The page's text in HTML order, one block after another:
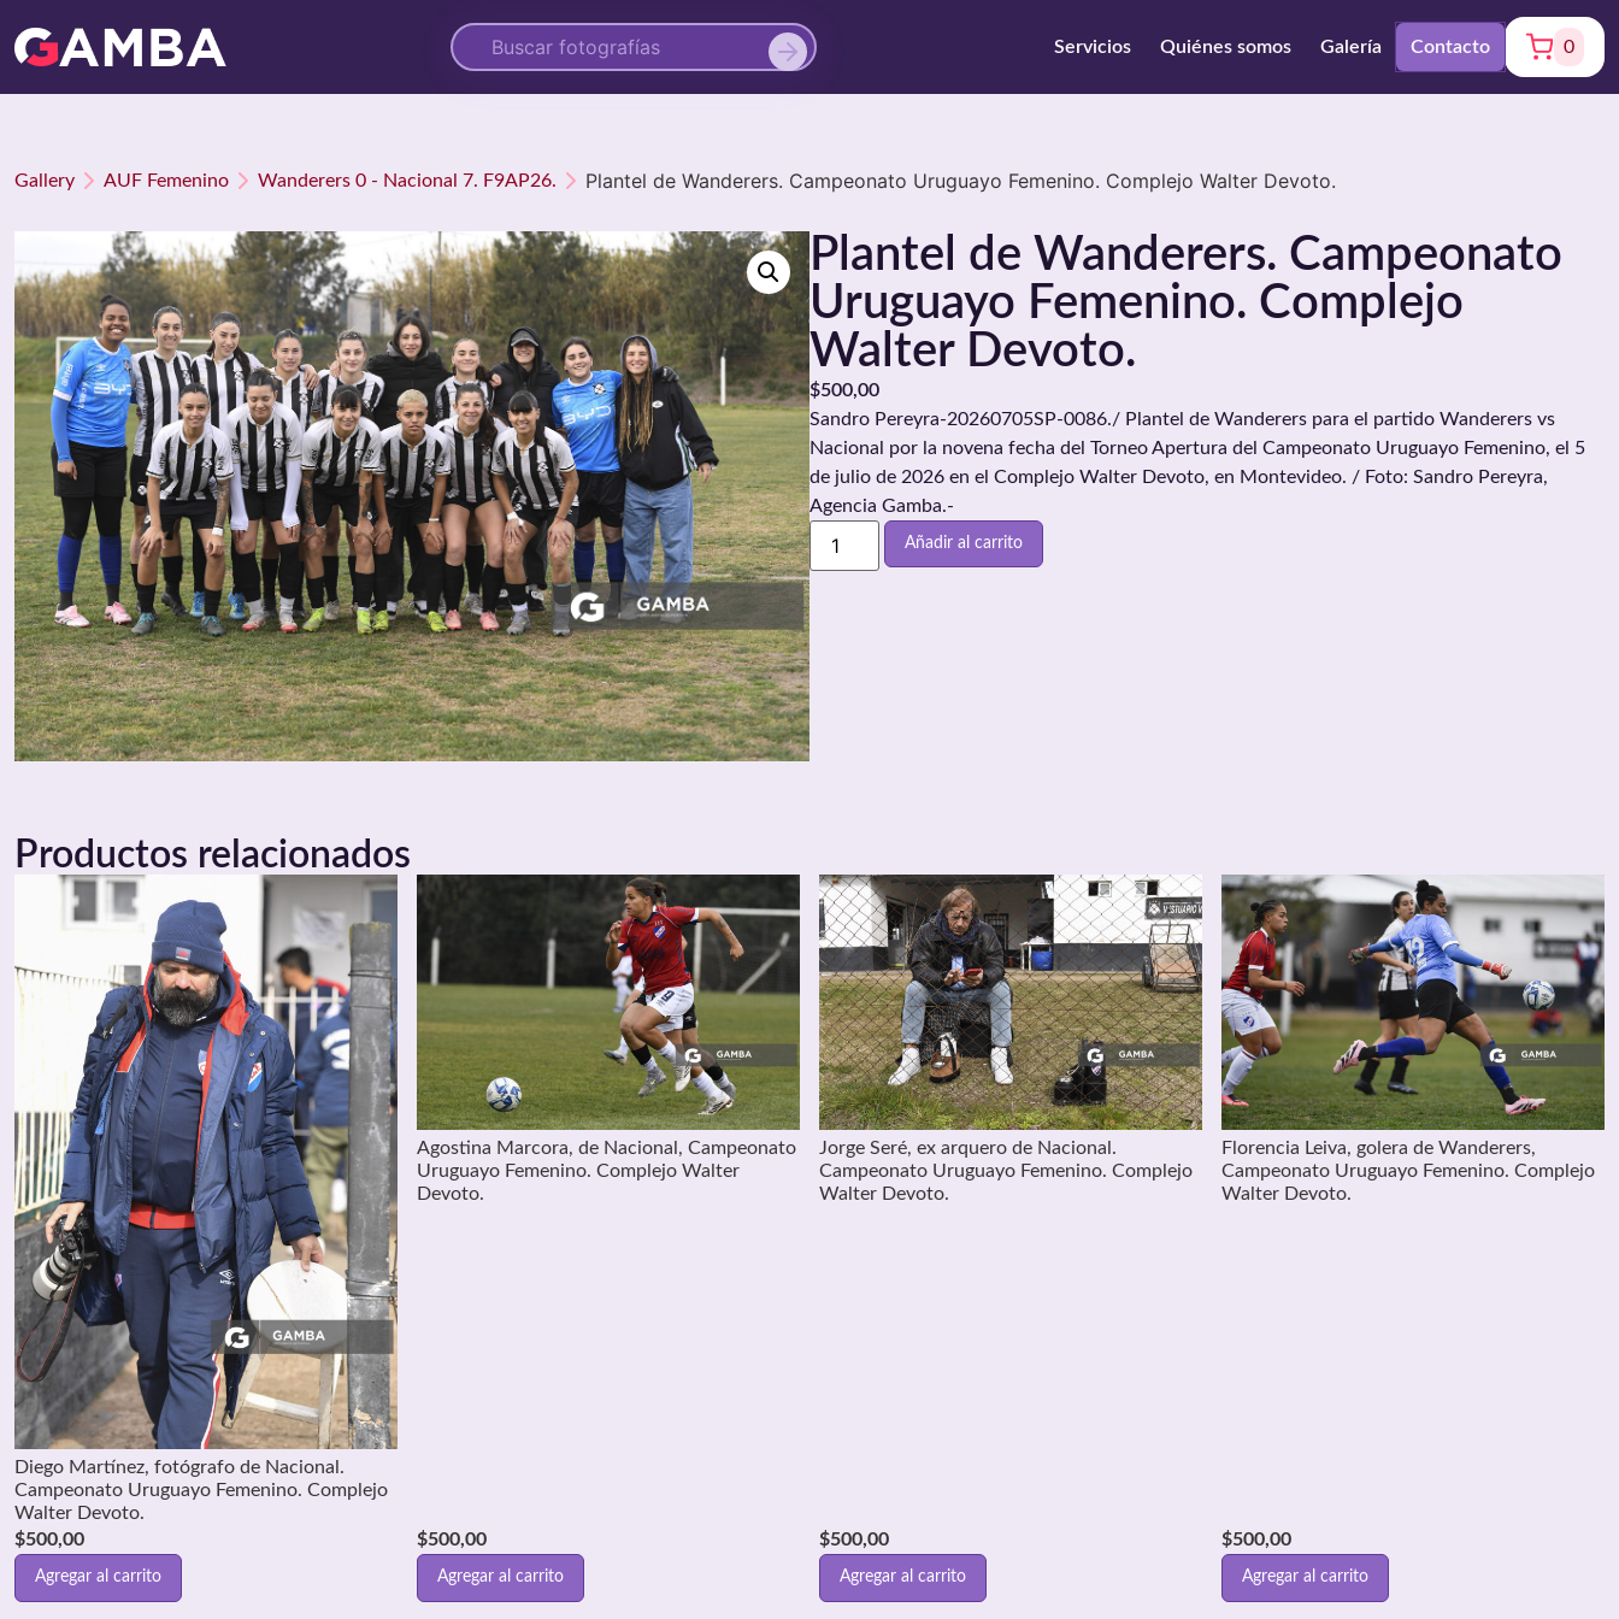
Servicios Quiénes somos Galería Contacto 0
Gallery AUF Femenino Wanderers 0 - Nacional 7. F9AP26. Plantel de Wanderers. Campeonato Uruguayo Femenino. Complejo Walter Devoto.
Plantel de Wanderers. Campeonato
Uruguayo Femenino. Complejo
Walter Devoto.
$500,00
Sandro Pereyra-20260705SP-0086./ Plantel de Wanderers para el partido Wanderers vs
Nacional por la novena fecha del Torneo Apertura del Campeonato Uruguayo Femenino, el 5
de julio de 2026 en el Complejo Walter Devoto, en Montevideo. / Foto: Sandro Pereyra,
Agencia Gamba.-
Añadir al carrito
Productos relacionados
Diego Martínez, fotógrafo de Nacional.
Campeonato Uruguayo Femenino. Complejo
Walter Devoto.
$500,00
Agregar al carrito
Agostina Marcora, de Nacional, Campeonato
Uruguayo Femenino. Complejo Walter
Devoto.
$500,00
Agregar al carrito
Jorge Seré, ex arquero de Nacional.
Campeonato Uruguayo Femenino. Complejo
Walter Devoto.
$500,00
Agregar al carrito
Florencia Leiva, golera de Wanderers,
Campeonato Uruguayo Femenino. Complejo
Walter Devoto.
$500,00
Agregar al carrito